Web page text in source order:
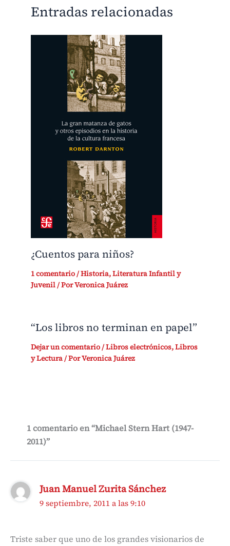
Entradas relacionadas
¿Cuentos para niños?
1 comentario/Historia,Literatura Infantil y
Juvenil/ PorVeronica Juárez
“Los libros no terminan en papel”
Dejar un comentario/Libros electrónicos,Libros
y Lectura/ PorVeronica Juárez
1 comentario en “Michael Stern Hart (1947-
2011)”
Juan Manuel Zurita Sánchez
9 septiembre, 2011 a las 9:10
Triste saber que uno de los grandes visionarios de